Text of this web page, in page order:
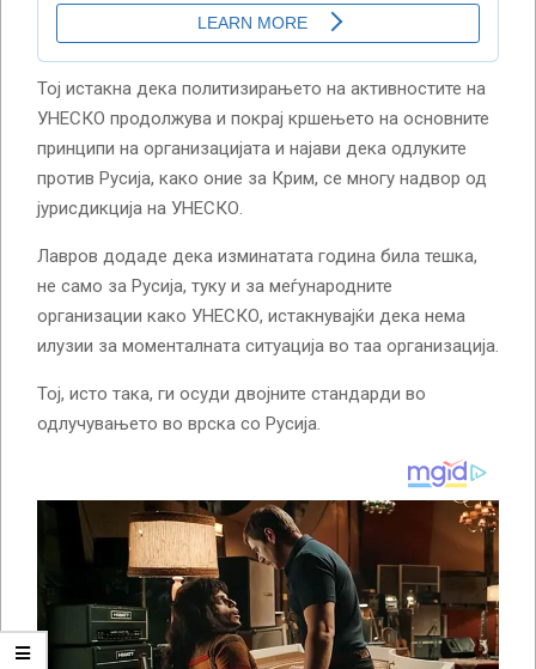
Тој истакна дека политизирањето на активностите на
УНЕСКО продолжува и покрај кршењето на основните
принципи на организацијата и најави дека одлуките
против Русија, како оние за Крим, се многу надвор од
јурисдикција на УНЕСКО.
Лавров додаде дека изминатата година била тешка,
не само за Русија, туку и за меѓународните
организации како УНЕСКО, истакнувајќи дека нема
илузии за моменталната ситуација во таа организација.
Тој, исто така, ги осуди двојните стандарди во
одлучувањето во врска со Русија.